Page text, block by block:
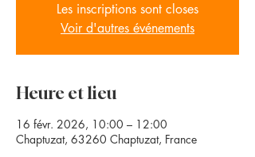
Les inscriptions sont closes
Voir d'autres événements
Heure et lieu
16 févr. 2026, 10:00 – 12:00
Chaptuzat, 63260 Chaptuzat, France